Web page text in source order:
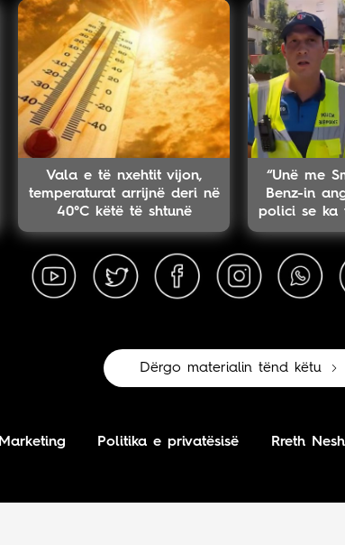
Vala e të nxehtit vijon,
temperaturat arrijnë deri në
40°C këtë të shtunë
“Unë me
Benz-in
polici se ka
Dërgo materialin tënd këtu
Marketing Politika e privatësisë Rreth Nesh